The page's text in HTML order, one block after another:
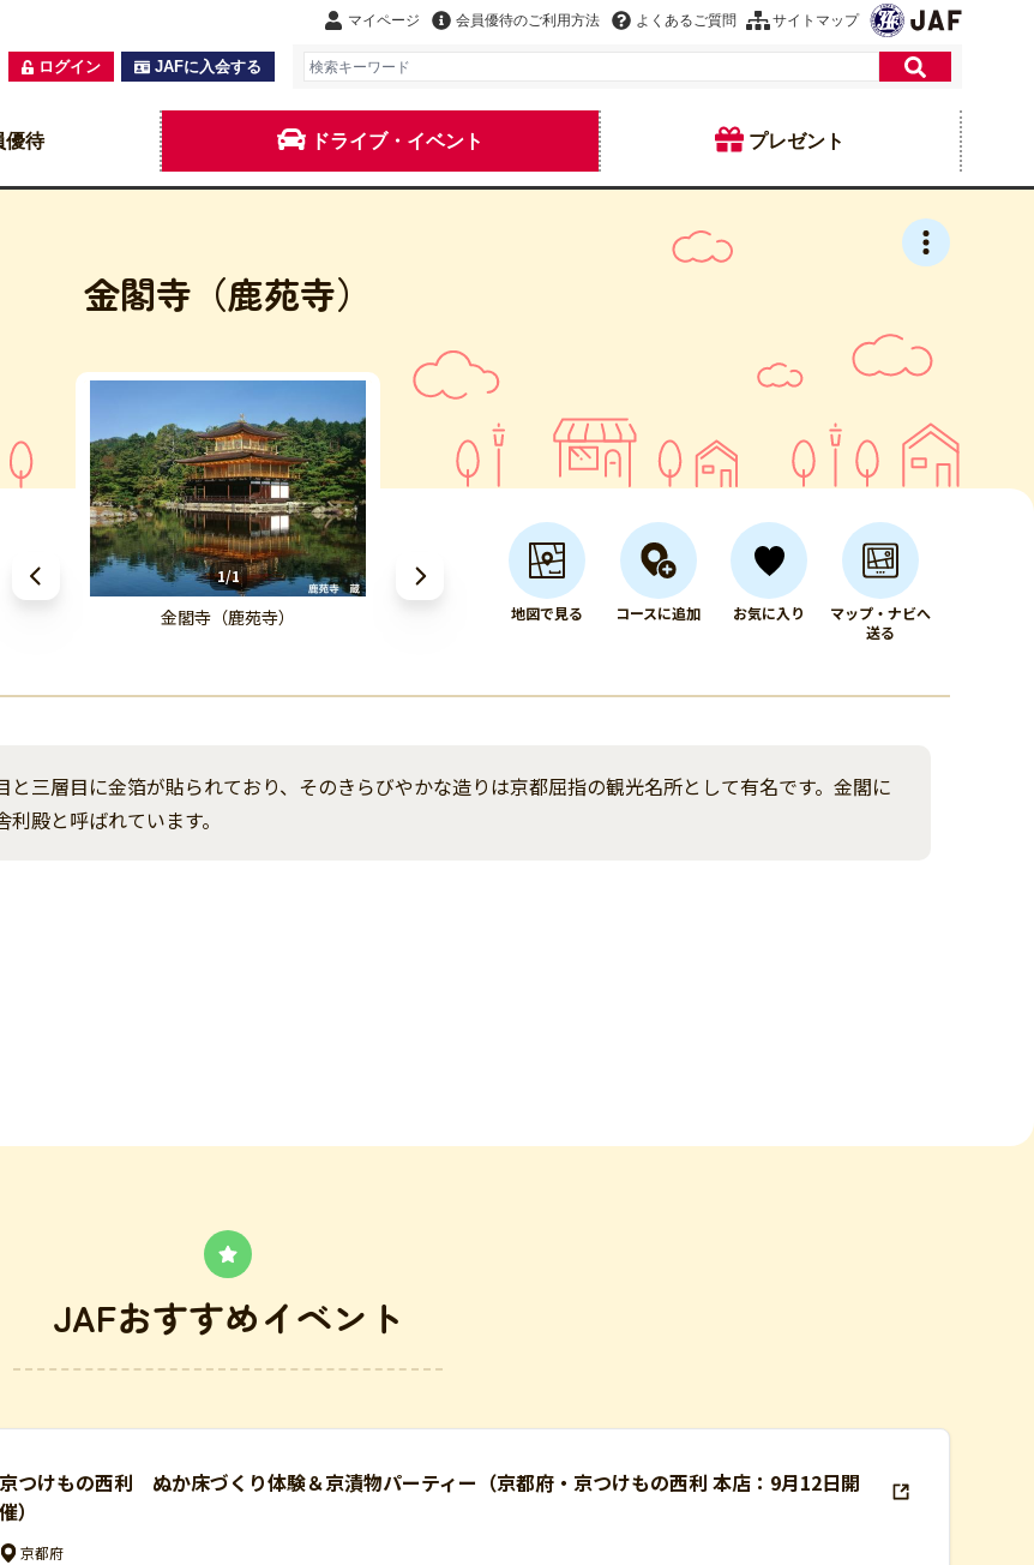
マイページ 会員優待のご利用方法 よくあるご質問 サイトマップ
ログイン JAFに入会する
優待 ドライブ・イベント プレゼント
金閣寺（鹿苑寺）
1/1
金閣寺（鹿苑寺） 地図で見る コースに追加 お気に入り
マップ・ナビへ
送る
三層目に金箔が貼られており、そのきらびやかな造りは京都屈指の観光名所として有名です。金閣に
殿と呼ばれています。
JAFおすすめイベント
京つけもの西利 ぬか床づくり体験＆京漬物パーティー（京都府・京つけもの西利 本店：9月12日開
催）
京都府